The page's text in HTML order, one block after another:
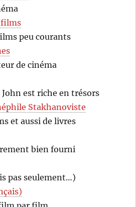
films
peu courants
de cinéma
est riche en trésors
Stakhanoviste
et aussi de livres
bien fourni
pas seulement…)